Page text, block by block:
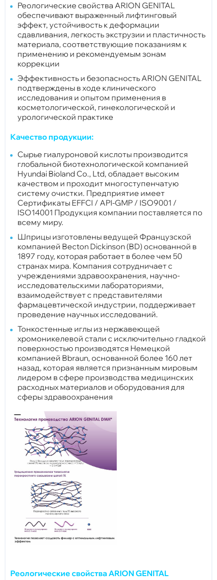
Реологические свойства ARION GENITAL
обеспечивают выраженный лифтинговый
эффект, устойчивость к деформации
сдавливания, легкость экструзии и пластичность
материала, соответствующие показаниям к
применению и рекомендуемым зонам
коррекции
Эффективность и безопасность ARION GENITAL
подтверждены в ходе клинического
исследования и опытом применения в
косметологической, гинекологической и
урологической практике
Качество продукции:
Сырье гиалуроновой кислоты производится
глобальной биотехнологической компанией
Hyundai Bioland Co., Ltd, обладает высоким
качеством и проходит многоступенчатую
систему очистки. Предприятие имеет
Сертификаты EFFCI / API-GMP / ISO9001 /
ISO14001 Продукция компании поставляется по
всему миру.
Шприцы изготовлены ведущей Французской
компанией Becton Dickinson (BD) основанной в
1897 году, которая работает в более чем 50
странах мира. Компания сотрудничает с
учреждениями здравоохранения, научно-
исследовательскими лабораториями,
взаимодействует с представителями
фармацевтической индустрии, поддерживает
проведение научных исследований.
Тонкостенные иглы из нержавеющей
хромоникелевой стали с исключительно гладкой
поверхностью производятся Немецкой
компанией Bbraun, основанной более 160 лет
назад, которая является признанным мировым
лидером в сфере производства медицинских
расходных материалов и оборудования для
сферы здравоохранения
Реологические свойства ARION GENITAL